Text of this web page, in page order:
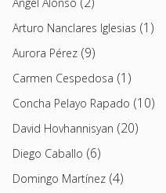
Arturo Nanclares Iglesias (1)
Aurora Pérez (9)
Carmen Cespedosa (1)
Concha Pelayo Rapado (10)
David Hovhannisyan (20)
Diego Caballo (6)
Domingo Martínez (4)